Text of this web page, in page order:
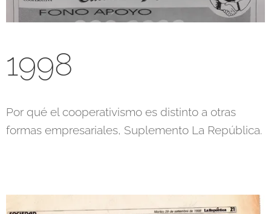
1998
Por qué el cooperativismo es distinto a otras
formas empresariales, Suplemento La República.